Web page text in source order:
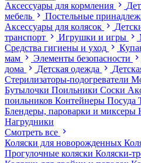
Аксессуары для кормления
мебель
Постельные
Аксессуары для колясок
транспорт
Игрушки и игры
Средства гигиены и уход
мам
Элементы безопасности
дома
Детская одежда
Стерилизаторы-подогреватели
Бутылочки Поильники Соски
поильников Контейнеры Посуда
Блендеры, пароварки и миксеры
Нагрудники
Смотреть все
Коляски для новорожденных
Прогулочные коляски Коляски-